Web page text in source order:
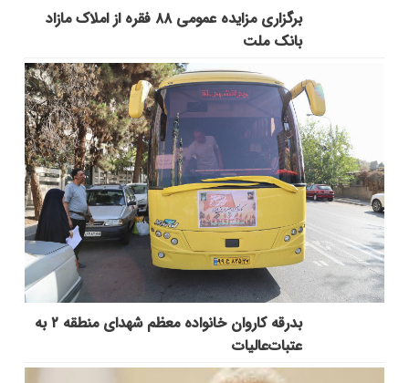
برگزاری مزایده عمومی ۸۸ فقره از املاک مازاد
بانک ملت
بدرقه کاروان خانواده معظم شهدای منطقه ۲ به
عتبات‌عالیات